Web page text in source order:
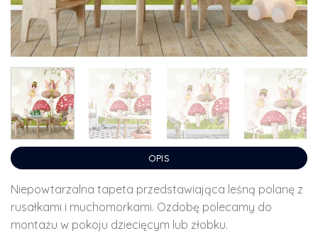
OPIS
Niepowtarzalna tapeta przedstawiająca leśną polanę z
rusałkami i muchomorkami. Ozdobę polecamy do
montażu w pokoju dziecięcym lub żłobku.